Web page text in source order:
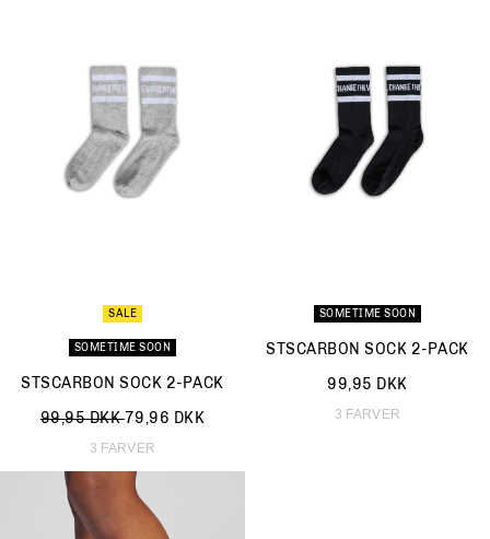
SALE
SOMETIME SOON
STSCARBON SOCK 2-PACK
Nedsat fra
99,95 DKKtil
79,96 DKK
3 FARVER
SOMETIME SOON
STSCARBON SOCK 2-PACK
99,95 DKK
3 FARVER